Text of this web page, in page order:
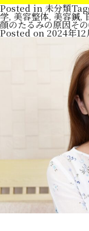
Posted in未分類
学, 美容整体, 美容鍼,
顔のたるみの原因そ
Posted on 2024年12